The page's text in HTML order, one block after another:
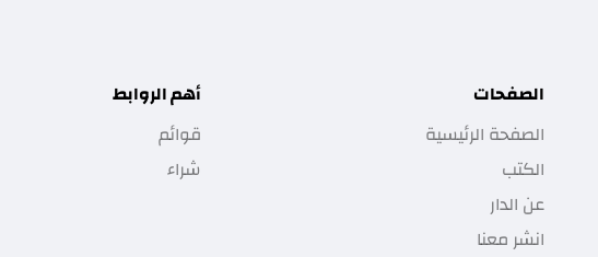
الصفحات
الصفحة الرئيسية
الكتب
عن الدار
انشر معنا
أهم الروابط
قوائم
شراء